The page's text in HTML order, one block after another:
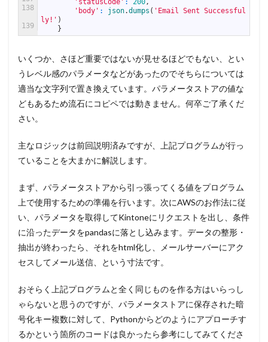
138
139
'body' : json.dumps ( 'Email Sent Successful
ly!' )
}
いくつか、さほど重要ではないが見せるほどでもない、とい
うレベル感のパラメータなどがあったのでそちらについては
適当な文字列で置き換えています。パラメータストアの値な
どもあるため流石にコピペでは動きません。何卒ご了承くだ
さい。
主なロジックは前回説明済みですが、上記プログラムが行っ
ていることを大まかに解説します。
まず、パラメータストアから引っ張ってくる値をプログラム
上で使用するための準備を行います。次にAWSのお作法に従
い、パラメータを取得してKintoneにリクエストを出し、条件
に沿ったデータをpandasに落とし込みます。データの整形・
抽出が終わったら、それをhtml化し、メールサーバーにアク
セスしてメール送信、という寸法です。
おそらく上記プログラムと全く同じものを作る方はいらっし
ゃらないと思うのですが、パラメータストアに保存された暗
号化キー複数に対して、Pythonからどのようにアプローチす
るかという箇所のコードは良かったら参考にしてみてくださ